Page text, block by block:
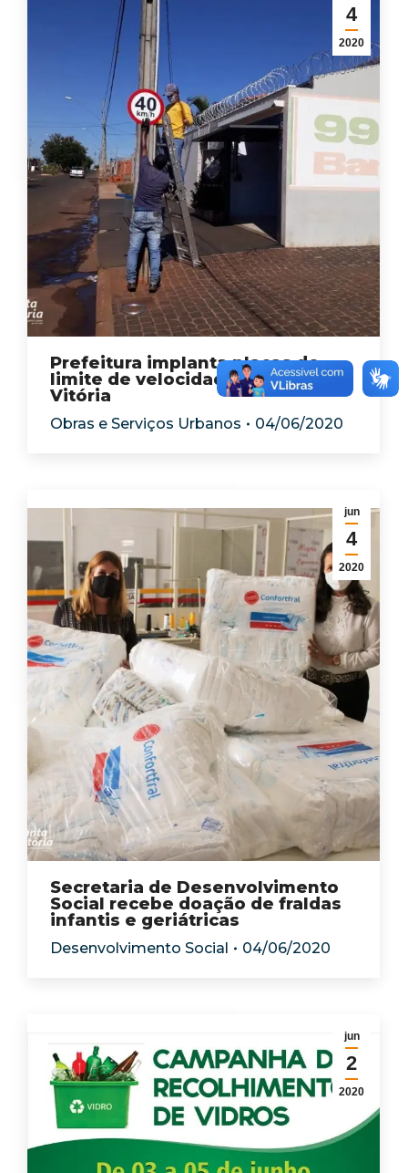
4
2020
Prefeitura implanta placas de
limite de velocidade em Santa
Vitória
Obras e Serviços Urbanos 04/06/2020
jun
4
2020
Secretaria de Desenvolvimento
Social recebe doação de fraldas
infantis e geriátricas
Desenvolvimento Social 04/06/2020
jun
2
2020